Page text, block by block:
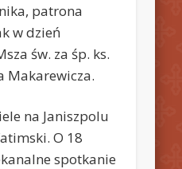
patrona
w dzień
św. za śp. ks.
Makarewicza.
na Janiszpolu
O 18
spotkanie